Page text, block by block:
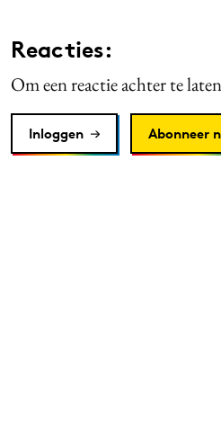
Reacties:
Om een reactie achter te
Inloggen Abonneer